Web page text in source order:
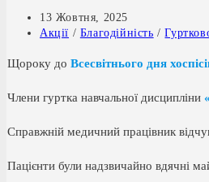
Запис
опубліковано:
13 Жовтня, 2025
Категорія
Акції / Благодійність /
Щороку до Всесвітнього дня
Члени гуртка навчальної дисципліни
Справжній медичний працівник
Пацієнти були надзвичайно вдячні